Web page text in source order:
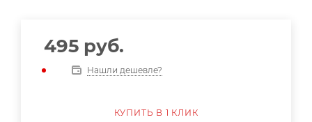
495 руб.
Нашли дешевле?
КУПИТЬ В 1 КЛИК